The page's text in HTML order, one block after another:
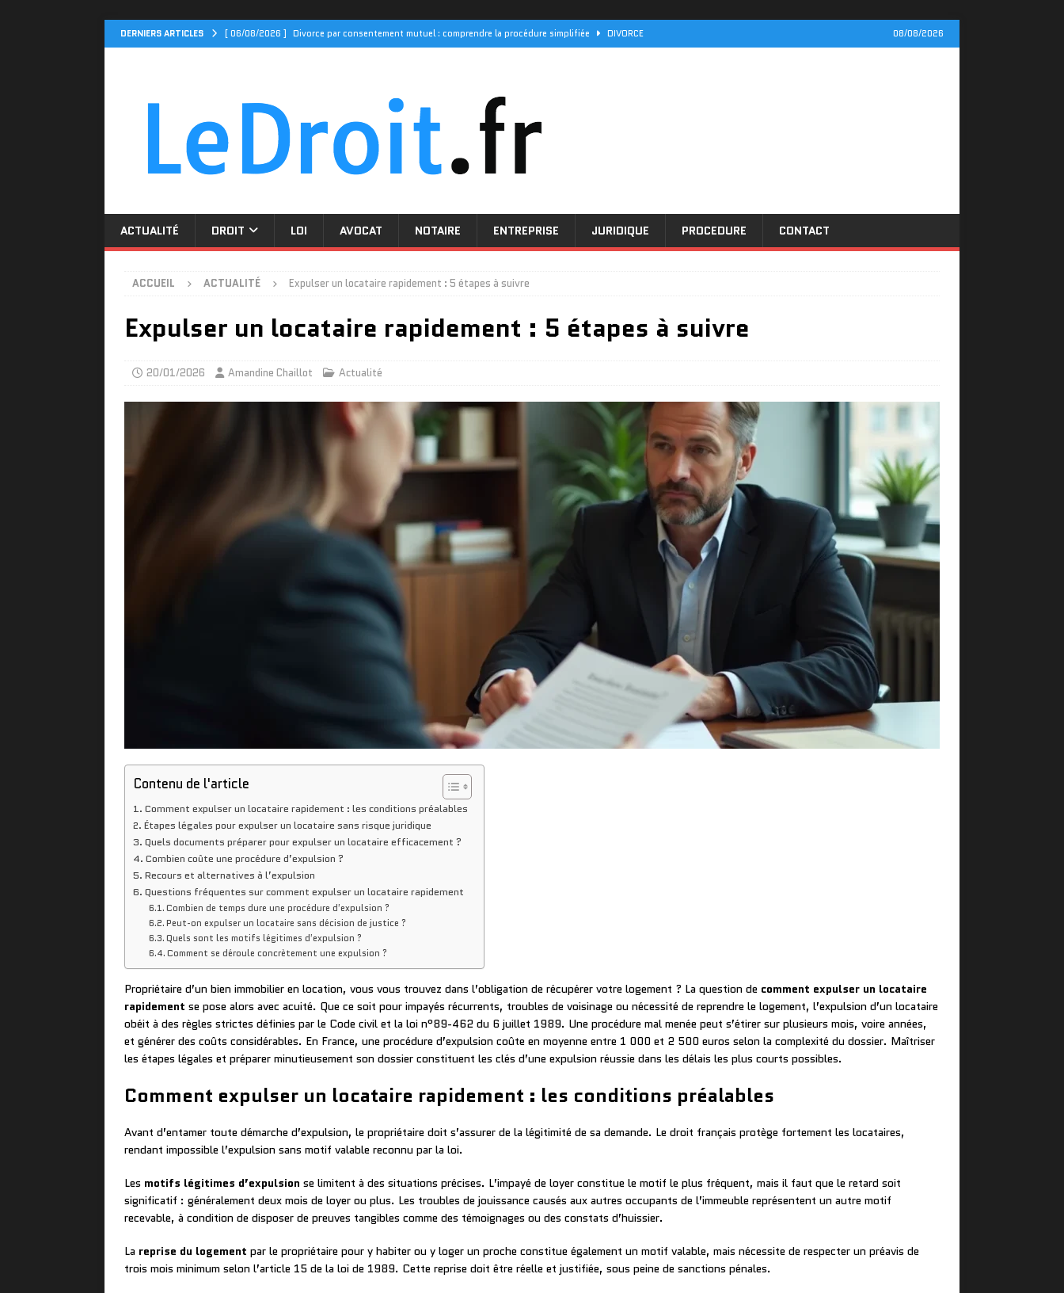
DERNIERS ARTICLES [ 06/08/2026 ] Divorce par consentement mutuel : comprendre la procédure simplifiée DIVORCE
[ 04/08/2026 ] Cidff 94 : Quels sont les délais de réponse pour vos demandes
[ 31/07/2026 ] Le Cidff 94 et ses initiatives pour les droits des femmes
[ 08/08/2026 ] Comment le Cidff 94 aborde les questions de droit pénal
08/08/2026
ACTUALITÉ DROIT LOI AVOCAT NOTAIRE ENTREPRISE JURIDIQUE PROCEDURE CONTACT
ACCUEIL ACTUALITÉ Expulser un locataire rapidement : 5 étapes à suivre
Expulser un locataire rapidement : 5 étapes à suivre
20/01/2026 Amandine Chaillot Actualité
Contenu de l'article
Comment expulser un locataire rapidement : les conditions préalables
Étapes légales pour expulser un locataire sans risque juridique
Quels documents préparer pour expulser un locataire efficacement ?
Combien coûte une procédure d’expulsion ?
Recours et alternatives à l’expulsion
Questions fréquentes sur comment expulser un locataire rapidement
Combien de temps dure une procédure d’expulsion ?
Peut-on expulser un locataire sans décision de justice ?
Quels sont les motifs légitimes d’expulsion ?
Comment se déroule concrètement une expulsion ?
Propriétaire d’un bien immobilier en location, vous vous trouvez dans l’obligation de récupérer votre logement ? La question de comment expulser un locataire
rapidement se pose alors avec acuité. Que ce soit pour impayés récurrents, troubles de voisinage ou nécessité de reprendre le logement, l’expulsion d’un locataire
obéit à des règles strictes définies par le Code civil et la loi n°89-462 du 6 juillet 1989. Une procédure mal menée peut s’étirer sur plusieurs mois, voire années,
et générer des coûts considérables. En France, une procédure d’expulsion coûte en moyenne entre 1 000 et 2 500 euros selon la complexité du dossier. Maîtriser
les étapes légales et préparer minutieusement son dossier constituent les clés d’une expulsion réussie dans les délais les plus courts possibles.
Comment expulser un locataire rapidement : les conditions préalables
Avant d’entamer toute démarche d’expulsion, le propriétaire doit s’assurer de la légitimité de sa demande. Le droit français protège fortement les locataires,
rendant impossible l’expulsion sans motif valable reconnu par la loi.
Les motifs légitimes d’expulsion se limitent à des situations précises. L’impayé de loyer constitue le motif le plus fréquent, mais il faut que le retard soit
significatif : généralement deux mois de loyer ou plus. Les troubles de jouissance causés aux autres occupants de l’immeuble représentent un autre motif
recevable, à condition de disposer de preuves tangibles comme des témoignages ou des constats d’huissier.
La reprise du logement par le propriétaire pour y habiter ou y loger un proche constitue également un motif valable, mais nécessite de respecter un préavis de
trois mois minimum selon l’article 15 de la loi de 1989. Cette reprise doit être réelle et justifiée, sous peine de sanctions pénales.